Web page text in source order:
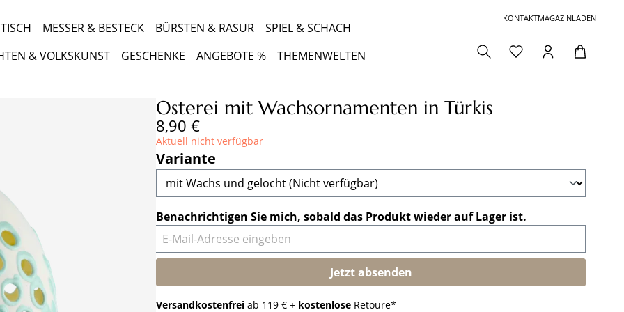
KONTAKTMAGAZINLADEN
MESSER & BESTECK BÜRSTEN & RASUR
SPIEL & SCHACH
& VOLKSKUNST
GESCHENKE ANGEBOTE % THEMENWELTEN
Osterei mit Wachsornamenten in Türkis
Regulärer Preis:
8,90 €
Aktuell nicht verfügbar
Variante
Benachrichtigen Sie mich, sobald das Produkt wieder auf Lager ist.
E-Mail-Adresse eingeben
Jetzt absenden
Versandkostenfrei ab 119 € + kostenlose Retoure*